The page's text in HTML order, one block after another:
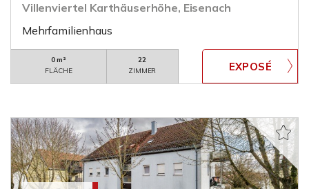
Villenviertel Karthäuserhöhe, Eisenach
Mehrfamilienhaus
0 m²
FLÄCHE
22
ZIMMER